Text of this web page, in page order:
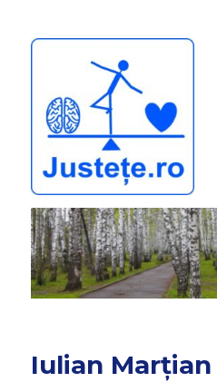
JUSTEȚE
Iulian Marțian